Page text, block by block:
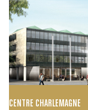
CENTRE CHARLEMAGNE